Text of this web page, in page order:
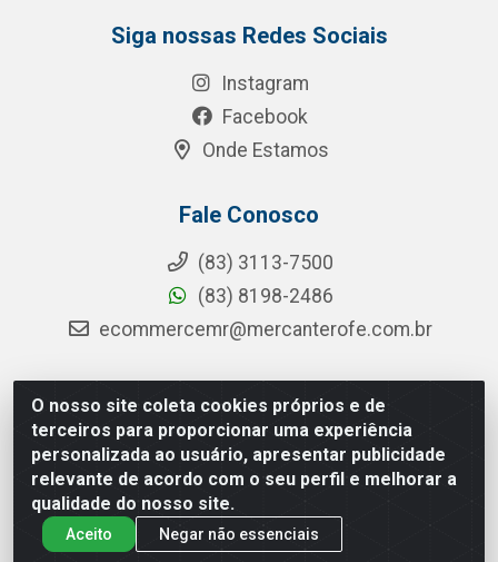
O nosso site coleta cookies próprios e de
terceiros para proporcionar uma experiência
personalizada ao usuário, apresentar publicidade
relevante de acordo com o seu perfil e melhorar a
qualidade do nosso site.
Aceito
Negar não essenciais
Siga nossas Redes Sociais
Instagram
Facebook
Onde Estamos
Fale Conosco
(83) 3113-7500
(83) 8198-2486
ecommercemr@mercanterofe.com.br
MR Distribuidora - Rua Hortêncio Ribeiro de Luna, 3777 -
Distrito Industrial, João Pessoa/PB - CEP 58081-400 -
CNPJ 35.428.312/0001-85